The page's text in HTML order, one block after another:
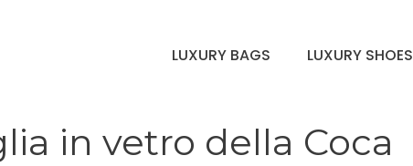
LUXURY BAGS LUXURY SHOES
in vetro della Coca